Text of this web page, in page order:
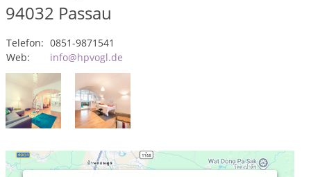
94032 Passau
Telefon: 0851-9871541
Web:
info@hpvogl.de